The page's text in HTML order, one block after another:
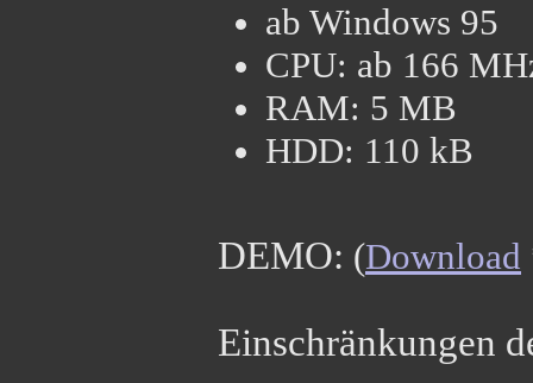
ab Windows 95
CPU: ab 166
RAM: 5 MB
HDD: 110 kB
DEMO: (Download
Einschränkungen